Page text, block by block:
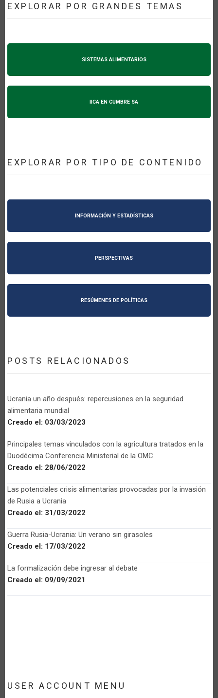
EXPLORAR POR GRANDES TEMAS
SISTEMAS ALIMENTARIOS
IICA EN CUMBRE SA
EXPLORAR POR TIPO DE CONTENIDO
INFORMACIÓN Y ESTADÍSTICAS
PERSPECTIVAS
RESÚMENES DE POLÍTICAS
POSTS RELACIONADOS
Ucrania un año después: repercusiones en la seguridad
alimentaria mundial
Creado el: 03/03/2023
Principales temas vinculados con la agricultura tratados en la
Duodécima Conferencia Ministerial de la OMC
Creado el: 28/06/2022
Las potenciales crisis alimentarias provocadas por la invasión
de Rusia a Ucrania
Creado el: 31/03/2022
Guerra Rusia-Ucrania: Un verano sin girasoles
Creado el: 17/03/2022
La formalización debe ingresar al debate
Creado el: 09/09/2021
USER ACCOUNT MENU